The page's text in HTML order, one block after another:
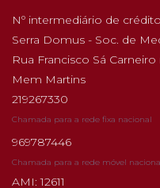
Nº intermediário de
Serra Domus - Soc. de
Rua Francisco Sá Carneiro
Mem Martins
219267330
Chamada para a rede fixa nacional
969787446
Chamada para a rede móvel
AMI: 12611